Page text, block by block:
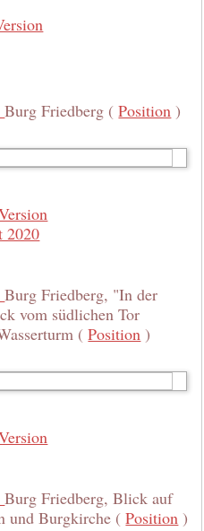
Burg Friedberg (Position )
2020
Burg Friedberg, "In der
vom südlichen Tor
(Position )
Burg Friedberg, Blick auf
und Burgkirche (Position )